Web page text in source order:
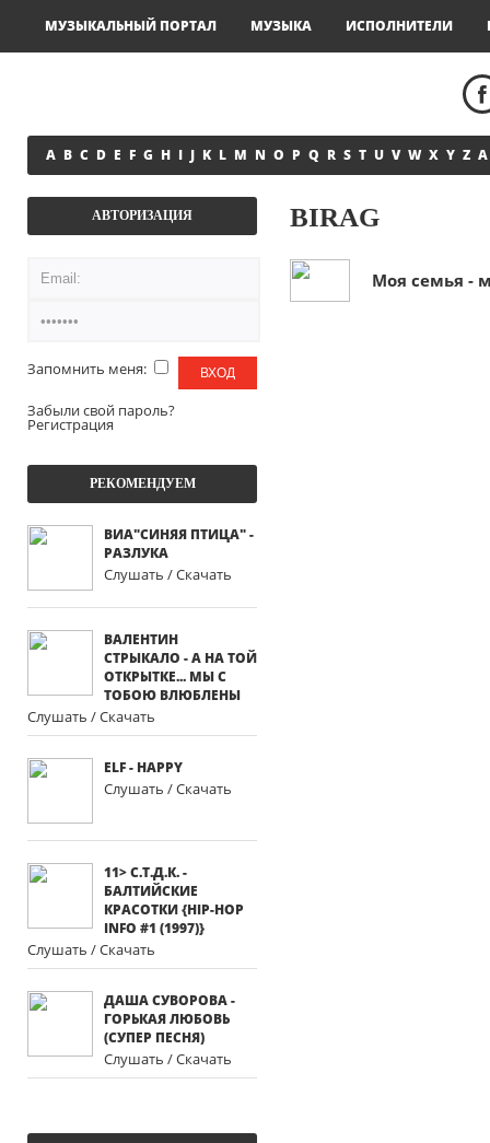
МУЗЫКАЛЬНЫЙ ПОРТАЛ МУЗЫКА ИСПОЛНИТЕЛИ
A B C D E F G H I J K L M N O P Q R S T U V W X Y Z А
АВТОРИЗАЦИЯ
Запомнить меня:
Забыли свой пароль?
Регистрация
РЕКОМЕНДУЕМ
ВИА"СИНЯЯ ПТИЦА" -
РАЗЛУКА
Слушать / Скачать
ВАЛЕНТИН
СТРЫКАЛО - А НА ТОЙ
ОТКРЫТКЕ... МЫ С
ТОБОЮ ВЛЮБЛЕНЫ
Слушать / Скачать
ELF - HAPPY
Слушать / Скачать
11> С.Т.Д.К. -
БАЛТИЙСКИЕ
КРАСОТКИ {HIP-HOP
INFO #1 (1997)}
Слушать / Скачать
ДАША СУВОРОВА -
ГОРЬКАЯ ЛЮБОВЬ
(СУПЕР ПЕСНЯ)
Слушать / Скачать
BIRAG
Моя семья -